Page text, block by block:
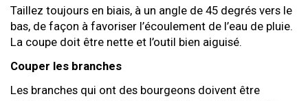
Taillez toujours en biais, à un angle de 45 degrés vers le
bas, de façon à favoriser l’écoulement de l’eau de pluie.
La coupe doit être nette et l’outil bien aiguisé.
Couper les branches
Les branches qui ont des bourgeons doivent être